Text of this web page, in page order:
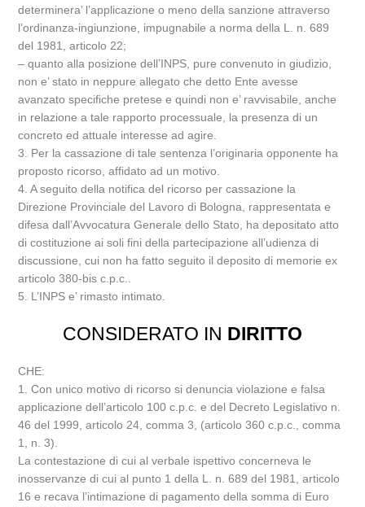
determinera’ l’applicazione o meno della sanzione attraverso
l’ordinanza-ingiunzione, impugnabile a norma della L. n. 689
del 1981, articolo 22;
– quanto alla posizione dell’INPS, pure convenuto in giudizio,
non e’ stato in neppure allegato che detto Ente avesse
avanzato specifiche pretese e quindi non e’ ravvisabile, anche
in relazione a tale rapporto processuale, la presenza di un
concreto ed attuale interesse ad agire.
3. Per la cassazione di tale sentenza l’originaria opponente ha
proposto ricorso, affidato ad un motivo.
4. A seguito della notifica del ricorso per cassazione la
Direzione Provinciale del Lavoro di Bologna, rappresentata e
difesa dall’Avvocatura Generale dello Stato, ha depositato atto
di costituzione ai soli fini della partecipazione all’udienza di
discussione, cui non ha fatto seguito il deposito di memorie ex
articolo 380-bis c.p.c..
5. L’INPS e’ rimasto intimato.
CONSIDERATO IN DIRITTO
CHE:
1. Con unico motivo di ricorso si denuncia violazione e falsa
applicazione dell’articolo 100 c.p.c. e del Decreto Legislativo n.
46 del 1999, articolo 24, comma 3, (articolo 360 c.p.c., comma
1, n. 3).
La contestazione di cui al verbale ispettivo concerneva le
inosservanze di cui al punto 1 della L. n. 689 del 1981, articolo
16 e recava l’intimazione di pagamento della somma di Euro